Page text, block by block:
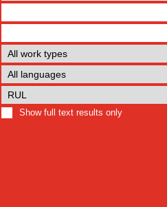
Show full text results only